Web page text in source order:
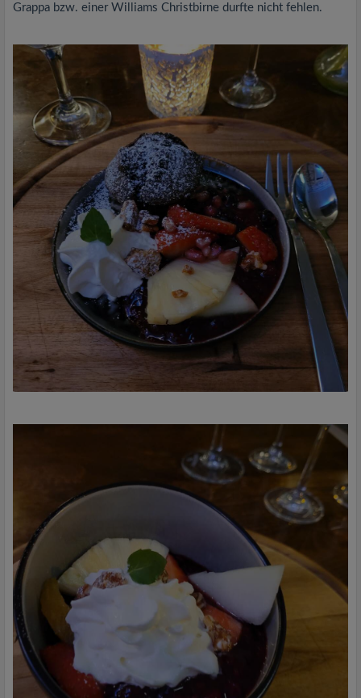
Grappa bzw. einer Williams Christbirne durfte nicht fehlen.